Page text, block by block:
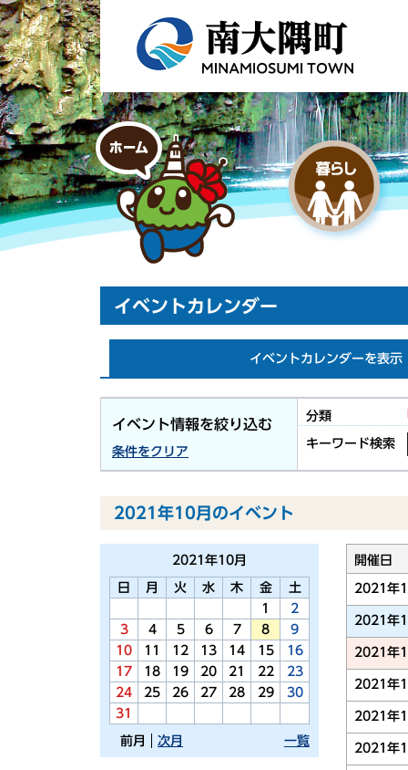
イベントカレンダー
イベントカレンダーを表示
イベント情報を絞り込む
条件をクリア
分類
キーワード検索
2021年10月のイベント
2021年10月
日 月 火 水 木 金
土
1
2
3
4 5 6 7 8
9
10
11 12 13 14 15
16
17
18 19 20 21 22
23
24
25 26 27 28 29
30
31
前月 一覧
次月
開催日
2021年
2021年
2021年
2021年
2021年
2021年